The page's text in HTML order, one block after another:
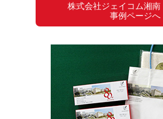
株式会社ジェイコム湘南
事例ページへ